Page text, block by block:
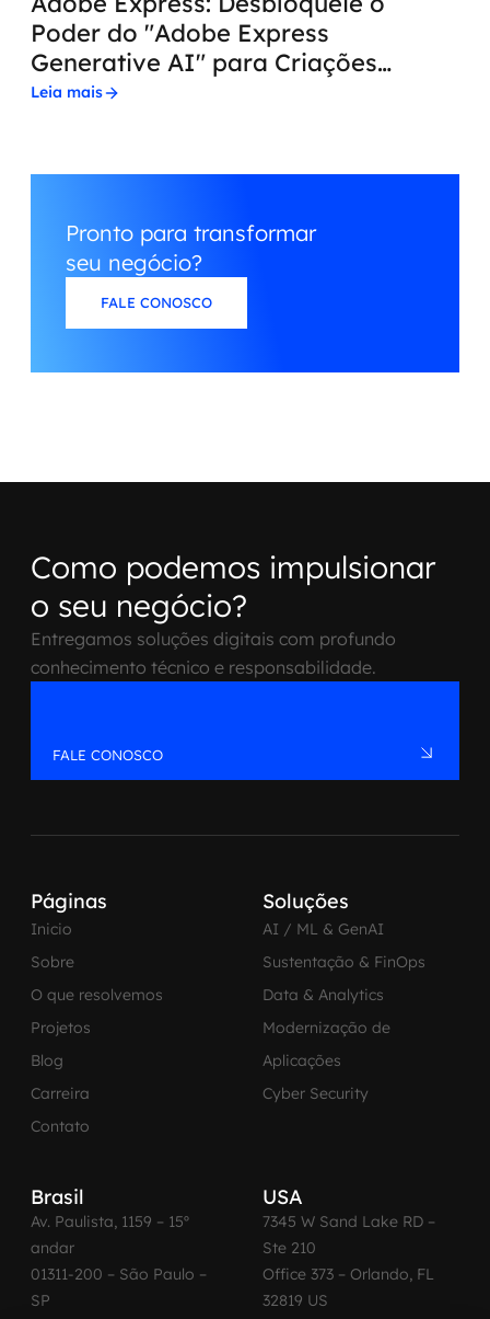
Poder do "Adobe Express
Generative AI" para Criações
Incríveis
Leia mais
Pronto para transformar
seu negócio?
FALE CONOSCO
Como podemos impulsionar
o seu negócio?
Entregamos soluções digitais com profundo
conhecimento técnico e responsabilidade.
FALE CONOSCO
Páginas
Inicio
Sobre
O que resolvemos
Projetos
Blog
Carreira
Contato
Soluções
AI / ML & GenAI
Sustentação & FinOps
Data & Analytics
Modernização de
Aplicações
Cyber Security
Brasil
Av. Paulista, 1159 – 15º
andar
01311-200 – São Paulo –
SP
USA
7345 W Sand Lake RD –
Ste 210
Office 373 – Orlando, FL
32819 US